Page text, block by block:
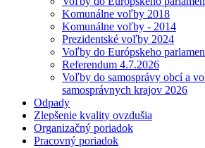
Komunálne voľby 2018
Komunálne voľby - 2014
Prezidentské voľby 2024
Voľby do Európskeho
Referendum 4.7.2026
Voľby do samosprávy obcí a
samosprávnych krajov 2026
Odpady
Zlepšenie kvality ovzdušia
Organizačný poriadok
Pracovný poriadok